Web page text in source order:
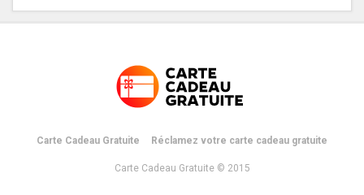
Carte Cadeau Gratuite Réclamez votre carte cadeau gratuite
Carte Cadeau Gratuite © 2015